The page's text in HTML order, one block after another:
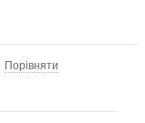
Порівняти